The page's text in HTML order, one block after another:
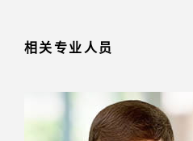
相关专业人员